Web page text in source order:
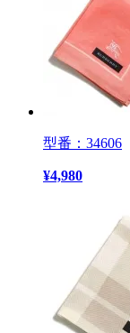
型番：34606
¥4,980